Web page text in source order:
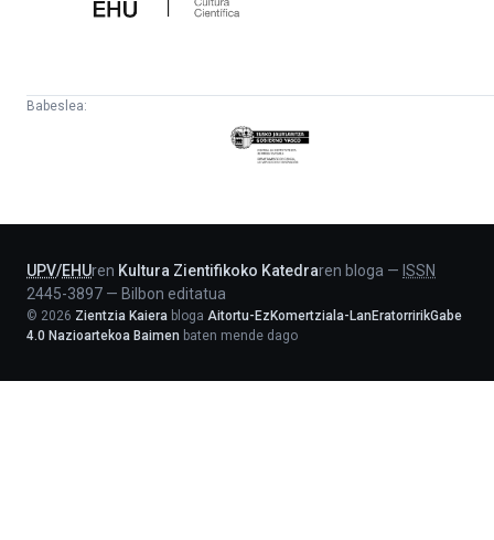
Babeslea:
Eusko
Jaurlaritza
UPV/EHUren Kultura Zientifikoko Katedraren bloga — ISSN
2445-3897 — Bilbon editatua
© 2026 Zientzia Kaiera bloga Aitortu-EzKomertziala-LanEratorririkGabe
4.0 Nazioartekoa Baimen baten mende dago